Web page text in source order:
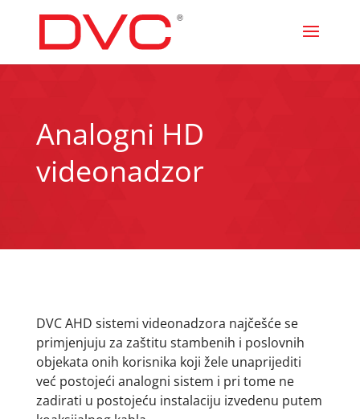
Analogni HD
videonadzor
DVC AHD sistemi videonadzora najčešće se
primjenjuju za zaštitu stambenih i poslovnih
objekata onih korisnika koji žele unaprijediti
već postojeći analogni sistem i pri tome ne
zadirati u postojeću instalaciju izvedenu putem